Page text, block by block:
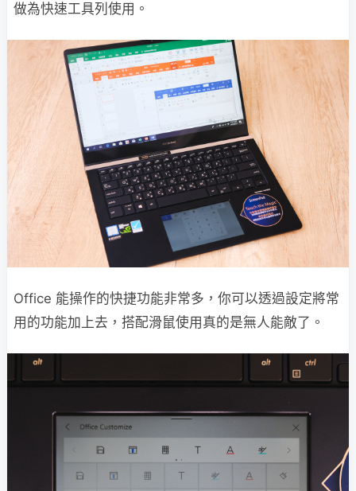
做為快速工具列使用。
Office 能操作的快捷功能非常多，你可以透過設定將常
用的功能加上去，搭配滑鼠使用真的是無人能敵了。